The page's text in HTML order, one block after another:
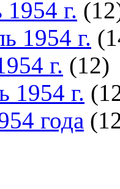
г.
1954 г.
г. (12)
1954 г.
года